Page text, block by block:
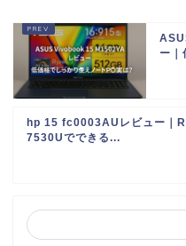
ー｜
hp 15 fc0003AUレビュー｜
7530Uでできる...